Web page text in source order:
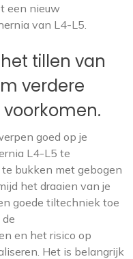
een nieuw
van L4-L5.
tillen van
verdere
goed op je
L4-L5 te
bukken met gebogen
het draaien van je
goede tiltechniek toe
en het risico op
Het is belangrijk